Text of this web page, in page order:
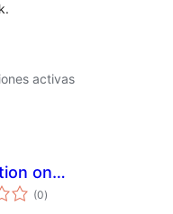
activas
on
(0total
de
)